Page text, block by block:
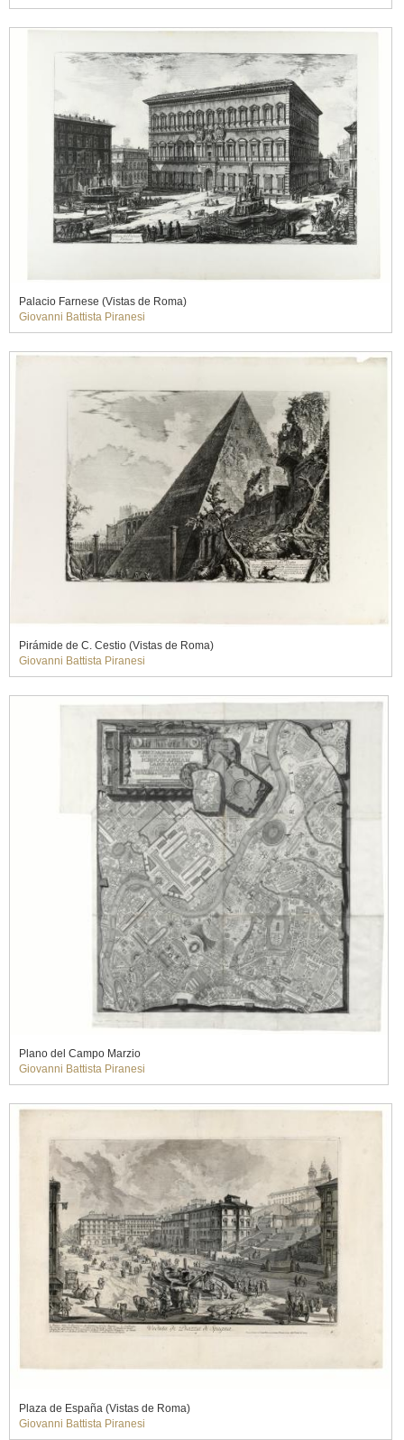
Palacio Farnese (Vistas de Roma)
Giovanni Battista Piranesi
Pirámide de C. Cestio (Vistas de Roma)
Giovanni Battista Piranesi
Plano del Campo Marzio
Giovanni Battista Piranesi
Plaza de España (Vistas de Roma)
Giovanni Battista Piranesi